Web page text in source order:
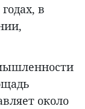
в
около